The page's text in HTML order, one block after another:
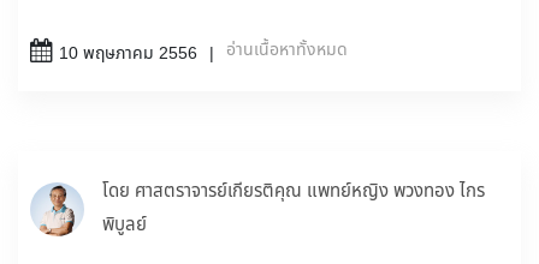
10 พฤษภาคม 2556 อ่านเนื้อหาทั้งหมด
โดย ศาสตราจารย์เกียรติคุณ แพทย์หญิง พวงทอง ไกร
พิบูลย์